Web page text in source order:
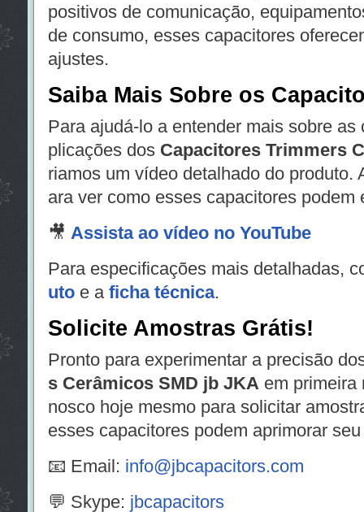
positivos de comunicação,
de consumo, esses capacitores
ajustes.
Saiba Mais Sobre os
Para ajudá-lo a entender mais sobre
plicações dos Capacitores Trimmers
riamos um vídeo detalhado do produto.
ara ver como esses capacitores podem
🎥 Assista ao vídeo no YouTube
Para especificações mais detalhadas,
utoe a ficha técnica.
Solicite Amostras Grátis!
Pronto para experimentar a precisão
s Cerâmicos SMD jb JKAem primeira
nosco hoje mesmo para solicitar
esses capacitores podem aprimorar
📧 Email: info@jbcapacitors.com
💬 Skype: jbcapacitors